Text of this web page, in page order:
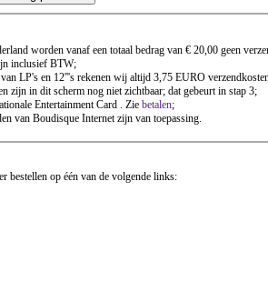
worden vanaf een totaal bedrag van € 20,00 geen
inclusief BTW;
LP's en 12'''s rekenen wij altijd 3,75 EURO
zijn in dit scherm nog niet zichtbaar; dat gebeurt in stap 3;
Entertainment Card . Zie betalen;
van Boudisque Internet zijn van toepassing.
bestellen op één van de volgende links: